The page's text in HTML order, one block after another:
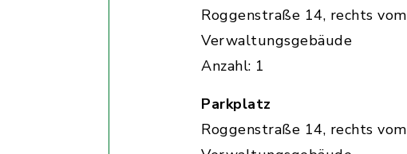
Roggenstraße 14, rechts vom
Verwaltungsgebäude
Anzahl: 1
Parkplatz
Roggenstraße 14, rechts vom